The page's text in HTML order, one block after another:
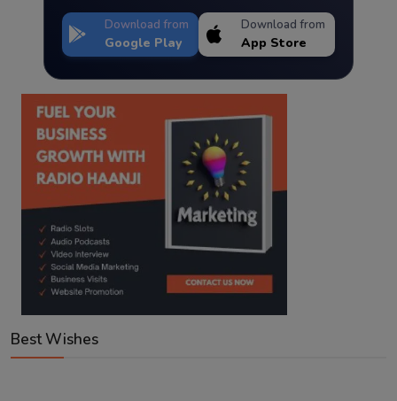
Download from
Google Play
Download from
App Store
Best Wishes